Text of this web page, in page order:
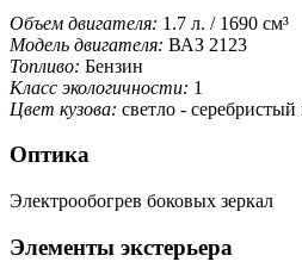
Объем двигателя: 1.7 л. / 1690 см³
Модель двигателя: ВАЗ 2123
Топливо: Бензин
Класс экологичности: 1
Цвет кузова: светло - серебристый
Оптика
Электрообогрев боковых зеркал
Элементы экстерьера